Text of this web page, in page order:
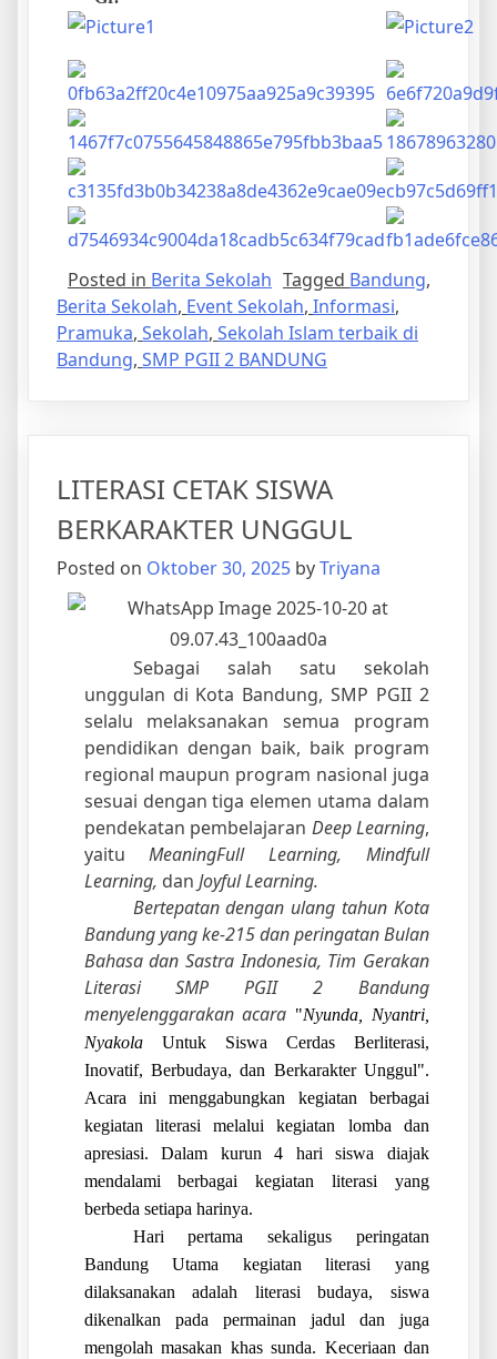
Posted in Berita Sekolah Tagged Bandung,
Berita Sekolah, Event Sekolah, Informasi,
Pramuka, Sekolah, Sekolah Islam terbaik di
Bandung, SMP PGII 2 BANDUNG
LITERASI CETAK SISWA
BERKARAKTER UNGGUL
Posted on Oktober 30, 2025 byTriyana
Sebagai salah satu sekolah
unggulan di Kota Bandung, SMP PGII 2
selalu melaksanakan semua program
pendidikan dengan baik, baik program
regional maupun program nasional juga
sesuai dengan tiga elemen utama dalam
pendekatan pembelajaran Deep Learning,
yaituMeaningFull Learning, Mindfull
Learning, dan Joyful Learning.
Bertepatan dengan ulang tahun Kota
Bandung yang ke-215 dan peringatan Bulan
Bahasa dan Sastra Indonesia, Tim Gerakan
Literasi SMP PGII 2 Bandung
menyelenggarakan acara "Nyunda, Nyantri,
NyakolaUntuk Siswa Cerdas Berliterasi,
Inovatif, Berbudaya, dan Berkarakter Unggul".
Acara ini menggabungkan kegiatan berbagai
kegiatan literasi melalui kegiatan lomba dan
apresiasi. Dalam kurun 4 hari siswa diajak
mendalami berbagai kegiatan literasi yang
berbeda setiapa harinya.
Hari pertama sekaligus peringatan
Bandung Utama kegiatan literasi yang
dilaksanakan adalah literasi budaya, siswa
dikenalkan pada permainan jadul dan juga
mengolah masakan khas sunda. Keceriaan dan